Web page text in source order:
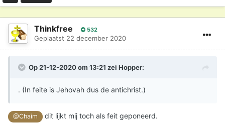
Thinkfree 532
Geplaatst 22 december 2020
Op 21-12-2020 om 13:21 zei Hopper:
. (In feite is Jehovah dus de antichrist.)
@Chaim dit lijkt mij toch als feit geponeerd.